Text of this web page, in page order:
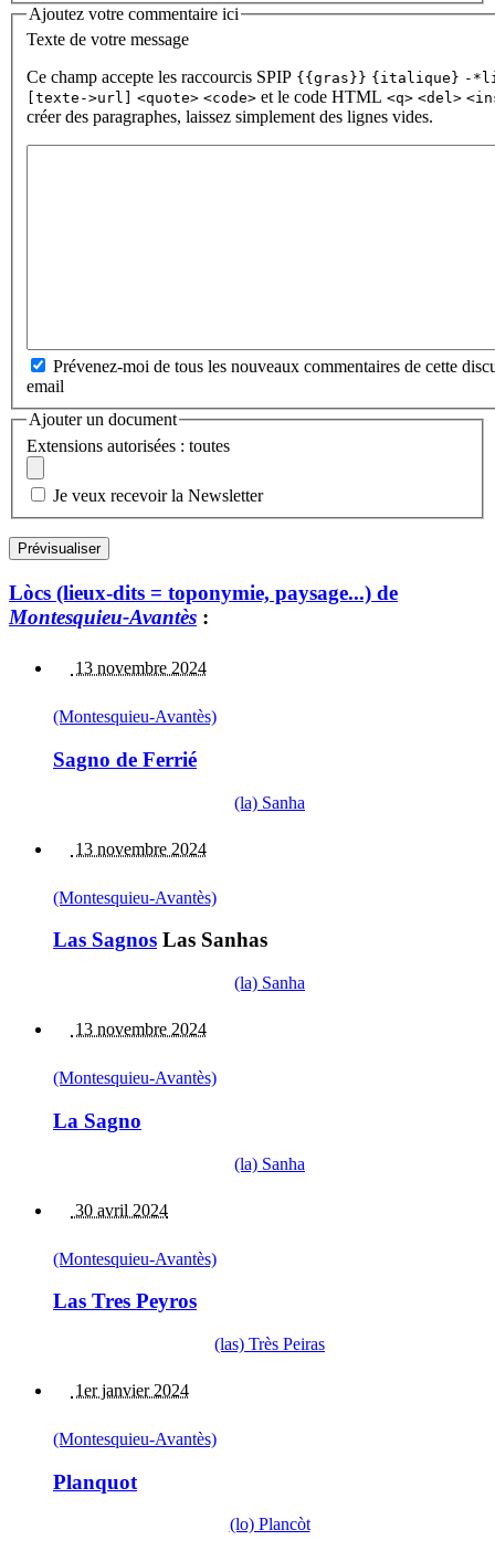
Ajoutez votre commentaire ici
Texte de votre message
Ce champ accepte les raccourcis SPIP {{gras}} {italique} -
[texte->url]
<quote> <code> et le code HTML <q> <del>
créer des paragraphes, laissez simplement des lignes vides.
Prévenez-moi de tous les nouveaux commentaires de cette
email
Ajouter un document
Extensions autorisées : toutes
Je veux recevoir la Newsletter
Lòcs (lieux-dits = toponymie, paysage...) de
Montesquieu-Avantès :
13 novembre 2024
(Montesquieu-Avantès)
Sagno de Ferrié
(la) Sanha
13 novembre 2024
(Montesquieu-Avantès)
Las Sagnos Las Sanhas
(la) Sanha
13 novembre 2024
(Montesquieu-Avantès)
La Sagno
(la) Sanha
30 avril 2024
(Montesquieu-Avantès)
Las Tres Peyros
(las) Très Peiras
1er janvier 2024
(Montesquieu-Avantès)
Planquot
(lo) Plancòt